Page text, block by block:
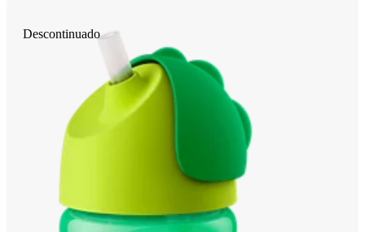
Descontinuado